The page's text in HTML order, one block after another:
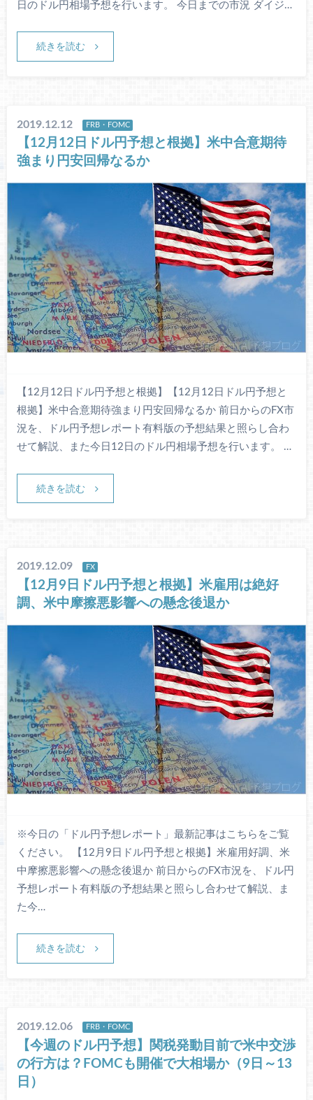
日のドル円相場予想を行います。 今日までの市況 ダイジ…
続きを読む
2019.12.12 FRB・FOMC
【12月12日ドル円予想と根拠】米中合意期待
強まり円安回帰なるか
【12月12日ドル円予想と根拠】【12月12日ドル円予想と
根拠】米中合意期待強まり円安回帰なるか 前日からのFX市
況を、ドル円予想レポート有料版の予想結果と照らし合わ
せて解説、また今日12日のドル円相場予想を行います。 …
続きを読む
2019.12.09 FX
【12月9日ドル円予想と根拠】米雇用は絶好
調、米中摩擦悪影響への懸念後退か
※今日の「ドル円予想レポート」最新記事はこちらをご覧
ください。 【12月9日ドル円予想と根拠】米雇用好調、米
中摩擦悪影響への懸念後退か 前日からのFX市況を、ドル円
予想レポート有料版の予想結果と照らし合わせて解説、ま
た今…
続きを読む
2019.12.06 FRB・FOMC
【今週のドル円予想】関税発動目前で米中交渉
の行方は？FOMCも開催で大相場か（9日～13
日）